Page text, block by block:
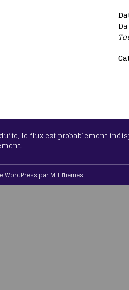
le flux est probablement
WordPress parMH Themes